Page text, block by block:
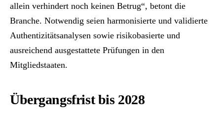
allein verhindert noch keinen Betrug“, betont die
Branche. Notwendig seien harmonisierte und validierte
Authentizitätsanalysen sowie risikobasierte und
ausreichend ausgestattete Prüfungen in den
Mitgliedstaaten.
Übergangsfrist bis 2028